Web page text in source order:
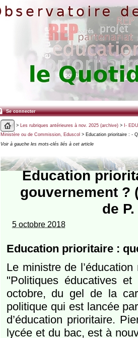
Se connecter
> Les rubriques antérieures à nov. 2025 (archive)> I-
Ministère ou de Commission, Eduscol > Education prioritaire : -
Voir à gauche les mots-clés liés à cet article
Education
gouvernement ?
de
5 octobre 2018
Education prioritaire :
Le ministre de
"Politiques éducatives
octobre, du gel de la
politique qui est lancée
d’éducation prioritaire.
lycée et du bac, est à